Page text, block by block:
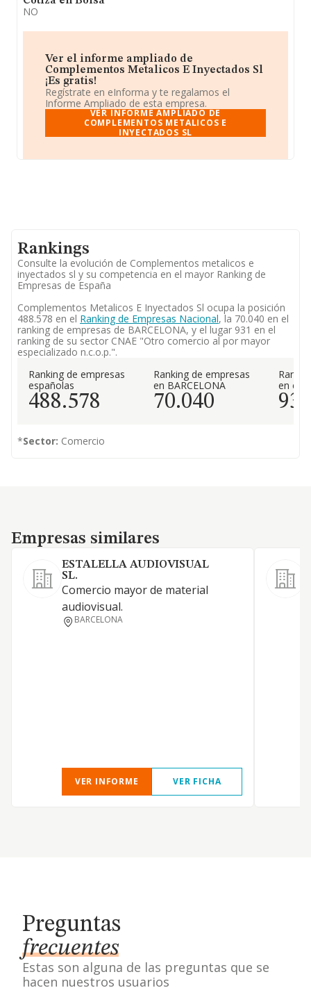
NO
Ver el informe ampliado de
Complementos Metalicos E Inyectados Sl
¡Es gratis!
Regístrate en eInforma y te regalamos el
Informe Ampliado de esta empresa.
VER INFORME AMPLIADO DE
COMPLEMENTOS METALICOS E
INYECTADOS SL
Rankings
Consulte la evolución de Complementos metalicos e
inyectados sl y su competencia en el mayor Ranking de
Empresas de España
Complementos Metalicos E Inyectados Sl ocupa la posición
488.578 en el Ranking de Empresas Nacional, la 70.040 en el
ranking de empresas de BARCELONA, y el lugar 931 en el
ranking de su sector CNAE "Otro comercio al por mayor
especializado n.c.o.p.".
Ranking de empresas
españolas
488.578
Ranking de empresas
en BARCELONA
70.040
en el
931
*Sector: Comercio
Empresas similares
Empresas similares
ESTALELLA AUDIOVISUAL
SL.
Comercio mayor de material
audiovisual.
BARCELONA
VER INFORME VER FICHA
Preguntas
frecuentes
Estas son alguna de las preguntas que se
hacen nuestros usuarios